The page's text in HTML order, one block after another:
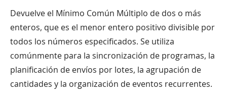
Devuelve el Mínimo Común Múltiplo de dos o más
enteros, que es el menor entero positivo divisible por
todos los números especificados. Se utiliza
comúnmente para la sincronización de programas, la
planificación de envíos por lotes, la agrupación de
cantidades y la organización de eventos recurrentes.